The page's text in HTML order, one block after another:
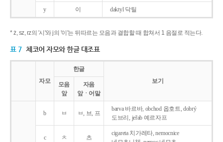
y 이 daktyl 닥틸
* ż, sz, rz의 '시'와 j의 '이'는 뒤따르는 모음과 결합할 때 합쳐서 1 음절로 적는다.
표 7 체코어 자모와 한글 대조표
자모
한글
보기
모음
앞
자음
앞ㆍ어말
b ㅂ ㅂ, 브, 프
barva 바르바, obchod 옵호트, dobrý
도브리, jeřab 예르자프
c ㅊ 츠
cigareta 치가레타, nemocnice